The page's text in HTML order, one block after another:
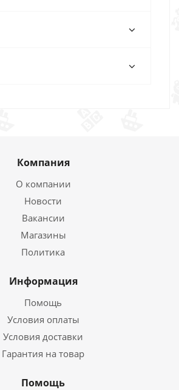
Компания
О компании
Новости
Вакансии
Магазины
Политика
Информация
Помощь
Условия оплаты
Условия доставки
Гарантия на товар
Помощь